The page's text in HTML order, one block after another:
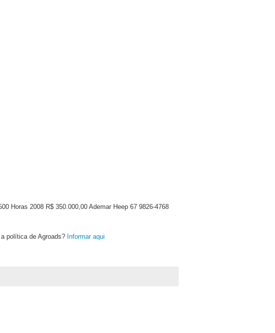
Horas 2008 R$ 350.000,00 Ademar Heep 67 9826-4768
política de Agroads? Informar aqui